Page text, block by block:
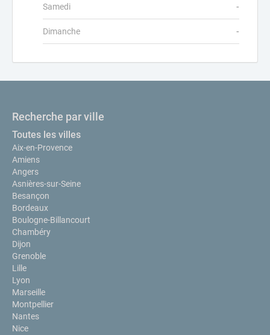
Samedi -
Dimanche -
Recherche par ville
Toutes les villes
Aix-en-Provence
Amiens
Angers
Asnières-sur-Seine
Besançon
Bordeaux
Boulogne-Billancourt
Chambéry
Dijon
Grenoble
Lille
Lyon
Marseille
Montpellier
Nantes
Nice